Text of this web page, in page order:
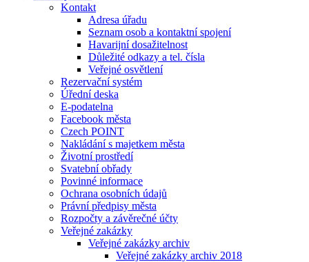
Kontakt
Adresa úřadu
Seznam osob a kontaktní spojení
Havarijní dosažitelnost
Důležité odkazy a tel. čísla
Veřejné osvětlení
Rezervační systém
Úřední deska
E-podatelna
Facebook města
Czech POINT
Nakládání s majetkem města
Životní prostředí
Svatební obřady
Povinné informace
Ochrana osobních údajů
Právní předpisy města
Rozpočty a závěrečné účty
Veřejné zakázky
Veřejné zakázky archiv
Veřejné zakázky archiv 2018